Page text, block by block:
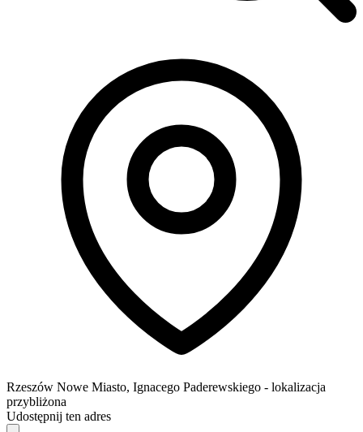
Rzeszów Nowe Miasto, Ignacego Paderewskiego - lokalizacja
przybliżona
Udostępnij ten adres